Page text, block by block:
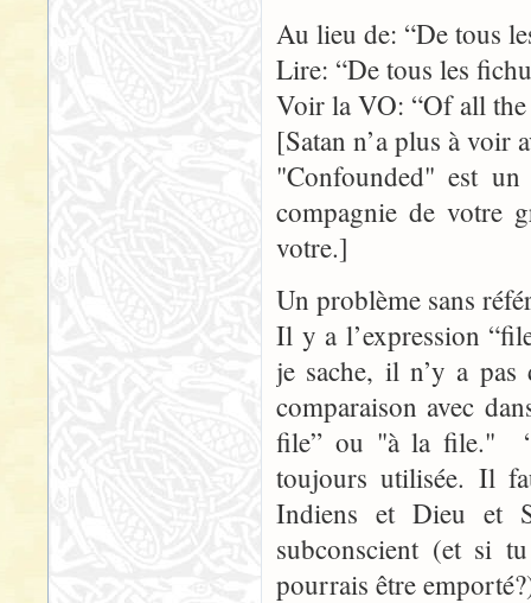
Au lieu de: “De tous
Lire: “De tous les
Voir la VO: “Of all the
[Satan n’a plus à voir
"Confounded" est
compagnie de votre
votre.]
Un problème sans
Il y a l’expression
je sache, il n’y a
comparaison avec
file” ou "à la file."
toujours utilisée. Il
Indiens et Dieu et
subconscient (et si
pourrais être